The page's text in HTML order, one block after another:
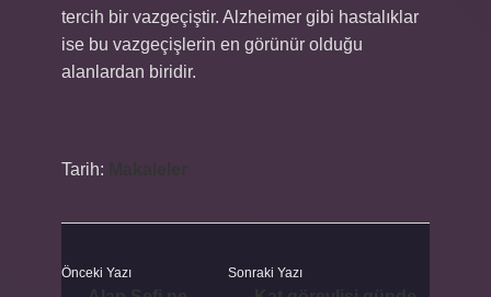
tercih bir vazgeçiştir. Alzheimer gibi hastalıklar
ise bu vazgeçişlerin en görünür olduğu
alanlardan biridir.
Tarih:
Önceki Yazı Sonraki Yazı